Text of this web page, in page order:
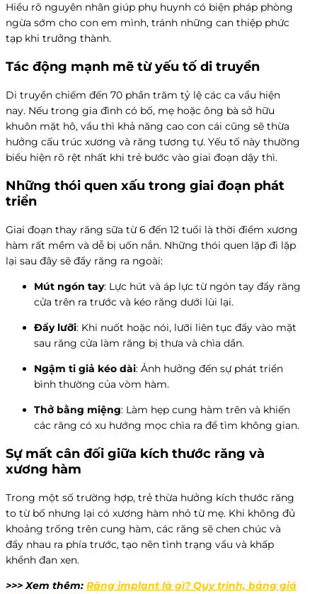
Hiểu rõ nguyên nhân giúp phụ huynh có biện pháp phòng
ngừa sớm cho con em mình, tránh những can thiệp phức
tạp khi trưởng thành.
Tác động mạnh mẽ từ yếu tố di truyền
Di truyền chiếm đến 70 phần trăm tỷ lệ các ca vẩu hiện
nay. Nếu trong gia đình có bố, mẹ hoặc ông bà sở hữu
khuôn mặt hô, vẩu thì khả năng cao con cái cũng sẽ thừa
hưởng cấu trúc xương và răng tương tự. Yếu tố này thường
biểu hiện rõ rệt nhất khi trẻ bước vào giai đoạn dậy thì.
Những thói quen xấu trong giai đoạn phát
triển
Giai đoạn thay răng sữa từ 6 đến 12 tuổi là thời điểm xương
hàm rất mềm và dễ bị uốn nắn. Những thói quen lặp đi lặp
lại sau đây sẽ đẩy răng ra ngoài:
Mút ngón tay: Lực hút và áp lực từ ngón tay đẩy răng
cửa trên ra trước và kéo răng dưới lùi lại.
Đẩy lưỡi: Khi nuốt hoặc nói, lưỡi liên tục đẩy vào mặt
sau răng cửa làm răng bị thưa và chìa dần.
Ngậm ti giả kéo dài: Ảnh hưởng đến sự phát triển
bình thường của vòm hàm.
Thở bằng miệng: Làm hẹp cung hàm trên và khiến
các răng có xu hướng mọc chìa ra để tìm không gian.
Sự mất cân đối giữa kích thước răng và
xương hàm
Trong một số trường hợp, trẻ thừa hưởng kích thước răng
to từ bố nhưng lại có xương hàm nhỏ từ mẹ. Khi không đủ
khoảng trống trên cung hàm, các răng sẽ chen chúc và
đẩy nhau ra phía trước, tạo nên tình trạng vẩu và khấp
khểnh đan xen.
>>> Xem thêm: Răng implant là gì? Quy trình, bảng giá